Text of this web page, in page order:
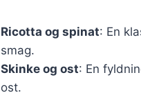
Ricotta og spinat: En
smag.
Skinke og ost: En
ost.